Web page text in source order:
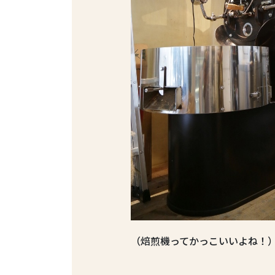
（焙煎機ってかっこいいよね！